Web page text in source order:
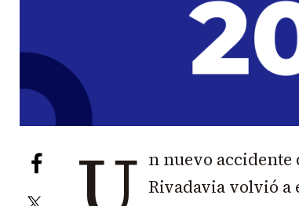
n nuevo accidente
Rivadavia volvió a